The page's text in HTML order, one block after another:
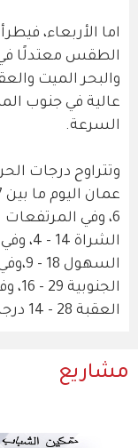
اما الأربعاء،
الطقس معتدلًا في
والبحر الميت
عالية في جنوب
السرعة.
وتتراوح درجات
العقبة 28 - 14 درجة مئوية.
مشاريع